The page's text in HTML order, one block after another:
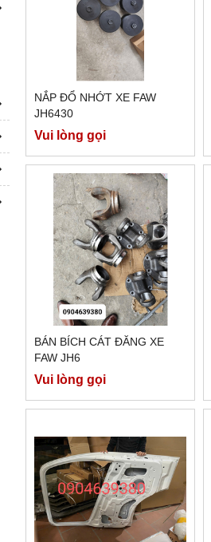
NẮP ĐỔ NHỚT XE FAW
JH6430
Vui lòng gọi
BÁN BÍCH CÁT ĐĂNG XE
FAW JH6
Vui lòng gọi